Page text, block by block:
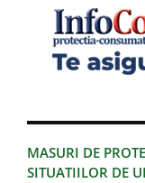
MASURI DE
SITUATIILOR DE